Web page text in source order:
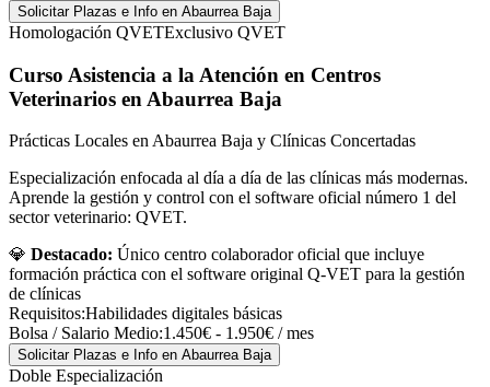
Solicitar Plazas e Info en Abaurrea Baja
Homologación QVETExclusivo QVET
Curso Asistencia a la Atención en Centros
Veterinarios en Abaurrea Baja
Prácticas Locales en Abaurrea Baja y Clínicas Concertadas
Especialización enfocada al día a día de las clínicas más modernas.
Aprende la gestión y control con el software oficial número 1 del
sector veterinario: QVET.
💎 Destacado: Único centro colaborador oficial que incluye
formación práctica con el software original Q-VET para la gestión
de clínicas
Requisitos:Habilidades digitales básicas
Bolsa / Salario Medio:1.450€ - 1.950€ / mes
Solicitar Plazas e Info en Abaurrea Baja
Doble Especialización